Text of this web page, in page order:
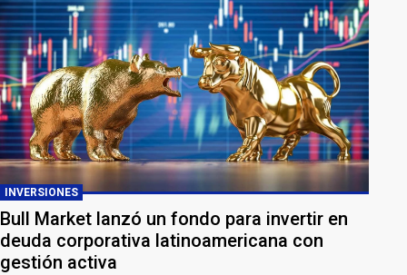
INVERSIONES
Bull Market lanzó un fondo para invertir en
deuda corporativa latinoamericana con
gestión activa